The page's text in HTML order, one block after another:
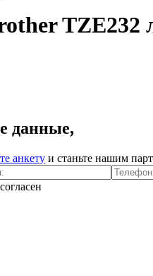
TZE232
данные,
анкету и станьте нашим
согласен